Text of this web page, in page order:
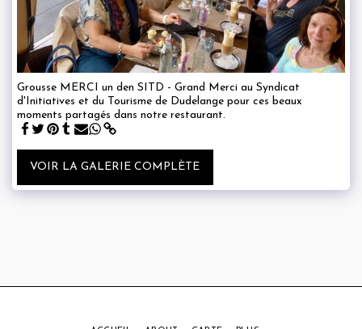
Grousse MERCI un den SITD - Grand Merci au Syndicat
d'Initiatives et du Tourisme de Dudelange pour ces beaux
moments partagés dans notre restaurant.
VOIR LA GALERIE COMPLÈTE